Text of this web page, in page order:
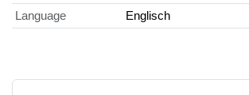
Language
Englisch